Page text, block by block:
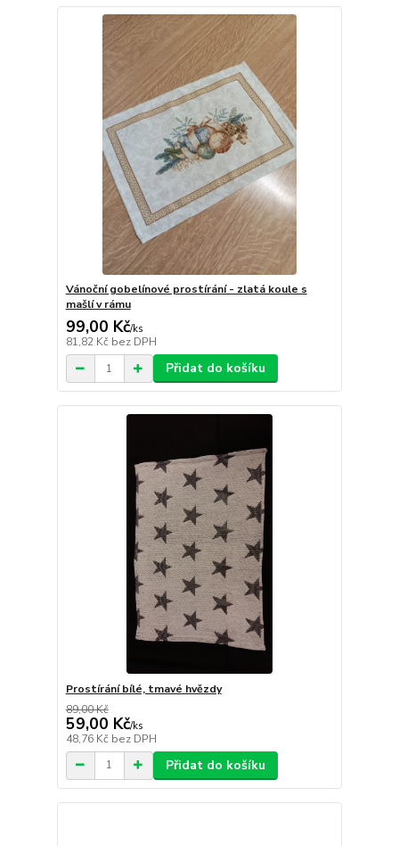
Vánoční gobelínové prostírání - zlatá koule s
mašlí v rámu
99,00 Kč/ks
81,82 Kč bez DPH
Přidat do košíku
Prostírání bílé, tmavé hvězdy
89,00 Kč
59,00 Kč/ks
48,76 Kč bez DPH
Přidat do košíku